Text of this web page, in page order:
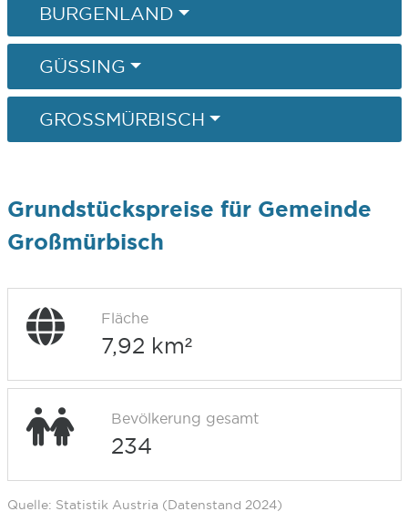
BURGENLAND
GÜSSING
GROSSMÜRBISCH
Grundstückspreise für Gemeinde
Großmürbisch
Fläche
7,92 km²
Bevölkerung gesamt
234
Quelle: Statistik Austria (Datenstand 2024)